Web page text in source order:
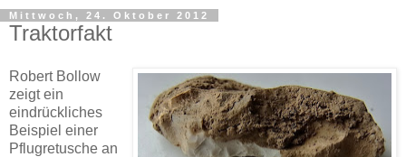
Mittwoch, 24. Oktober 2012
Traktorfakt
Robert Bollow
zeigt ein
eindrückliches
Beispiel einer
Pflugretusche an